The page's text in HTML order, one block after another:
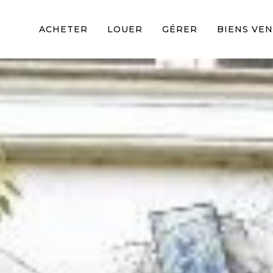
ACHETER LOUER GÉRER BIENS